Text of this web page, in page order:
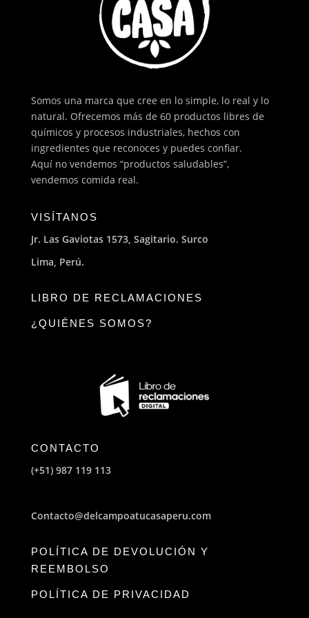
Somos una marca que cree en lo simple, lo real y lo
natural. Ofrecemos más de 60 productos libres de
químicos y procesos industriales, hechos con
ingredientes que reconoces y puedes confiar.
Aquí no vendemos “productos saludables”,
vendemos comida real.
VISÍTANOS
Jr. Las Gaviotas 1573, Sagitario. Surco
Lima, Perú.
LIBRO DE RECLAMACIONES
¿QUIÉNES SOMOS?
CONTACTO
(+51) 987 119 113
Contacto@delcampoatucasaperu.com
POLÍTICA DE DEVOLUCIÓN Y
REEMBOLSO
POLÍTICA DE PRIVACIDAD